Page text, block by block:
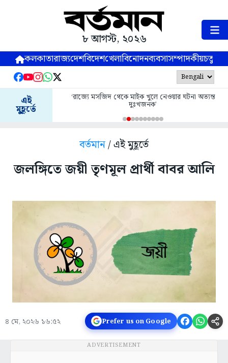
৮ আগস্ট, ২০২৬
কলকাতারাজ্যদেশবিদেশখেলাবিনোদনব্যবসাসম্পাদকীয়
এই
মুহূর্তে
‘রাজ্যে মসজিদ থেকে মাইক খুলে নেওয়ার ঘটনা অত্যন্ত
দুঃখজনক’
বর্তমান/ এই মুহূর্তে
জলঙ্গিতে জয়ী তৃণমূল প্রার্থী বাবর আলি
৪ মে, ২০২৬ ১৬:৫২ Prefer us on Google
ADVERTISEMENT